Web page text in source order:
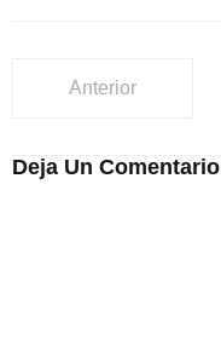
Anterior
Deja Un Comentario